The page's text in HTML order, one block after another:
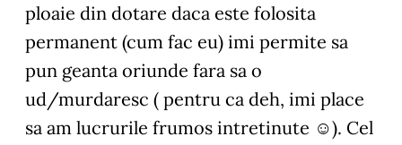
ploaie din dotare daca este folosita
permanent (cum fac eu) imi permite sa
pun geanta oriunde fara sa o
ud/murdaresc ( pentru ca deh, imi place
sa am lucrurile frumos intretinute ☺). Cel